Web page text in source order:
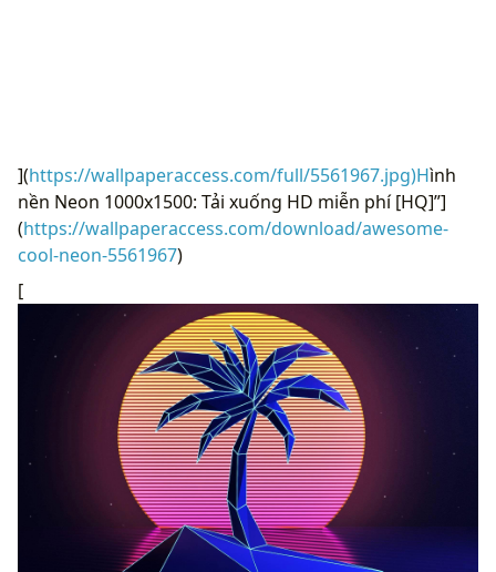
](https://wallpaperaccess.com/full/5561967.jpg)Hình
nền Neon 1000x1500: Tải xuống HD miễn phí [HQ]”]
(https://wallpaperaccess.com/download/awesome-
cool-neon-5561967)
[